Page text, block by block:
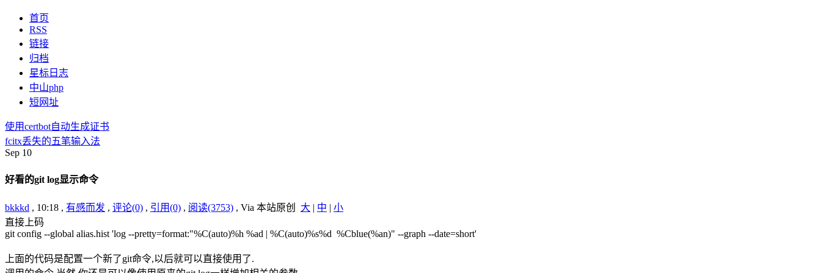
首页
RSS
链接
归档
星标日志
中山php
短网址
使用certbot自动生成证书
fcitx丢失的五笔输入法
Sep 10
好看的git log显示命令
bkkkd , 10:18 , 有感而发 , 评论(0) , 引用(0) , 阅读(3753) , Via 本站原创 大 | 中 | 小
直接上码
git config --global alias.hist 'log --pretty=format:"%C(auto)%h %ad | %C(auto)%s%d %Cblue(%an)" --graph --date=short'
上面的代码是配置一个新了git命令,以后就可以直接使用了.